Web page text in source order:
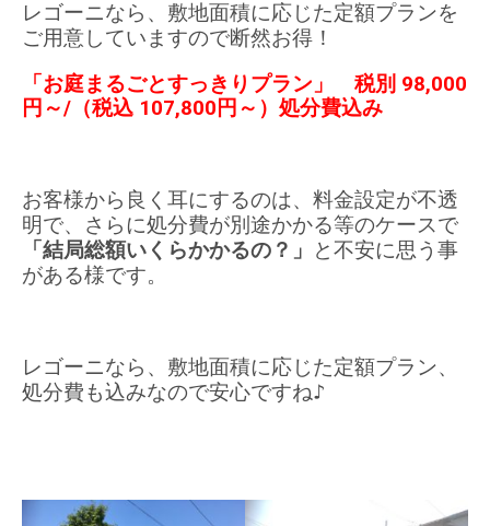
レゴーニなら、敷地面積に応じた定額プランを
ご用意していますので断然お得！
「お庭まるごとすっきりプラン」 税別 98,000
円～/（税込 107,800円～）処分費込み
お客様から良く耳にするのは、料金設定が不透
明で、さらに処分費が別途かかる等のケースで
「結局総額いくらかかるの？」
と不安に思う事
がある様です。
レゴーニなら、敷地面積に応じた定額プラン、
処分費も込みなので安心ですね♪